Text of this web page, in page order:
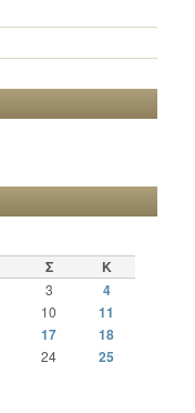
Σ
Κ
3
4
10 11
17 18
24 25